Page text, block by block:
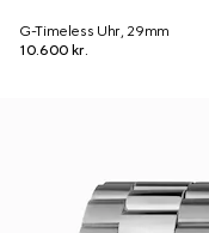
G-Timeless Uhr, 29mm
10.600 kr.